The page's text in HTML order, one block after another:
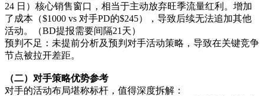
24 日）核心销售窗口，相当于主动放弃旺季流量红利。增加
了成本（$1000 vs 对手PD的$245），导致后续无法追加其他
活动。（BD提报需要间隔21天）
预判不足：未提前分析及预判对手活动策略，导致在关键竞争
节点被拉开差距。
（二）对手策略优势参考
对手的活动布局堪称标杆，值得深度拆解：